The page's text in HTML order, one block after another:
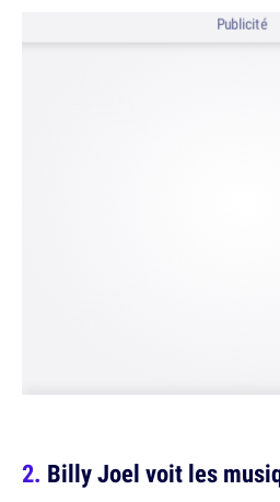
Publicité
Billy Joel voit les